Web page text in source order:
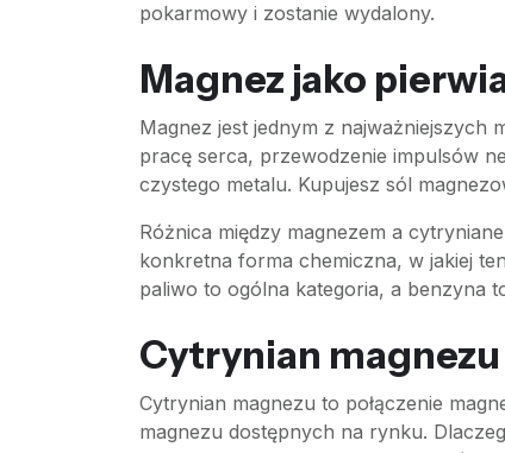
pokarmowy i zostanie wydalony.
Magnez jako
Magnez jest jednym z najważniejszych
pracę serca, przewodzenie impulsów
czystego metalu. Kupujesz sól
Różnica między magnezem a
konkretna forma chemiczna, w jakiej
paliwo to ogólna kategoria, a benzyna
Cytrynian magnezu
Cytrynian magnezu to połączenie
magnezu dostępnych na rynku.